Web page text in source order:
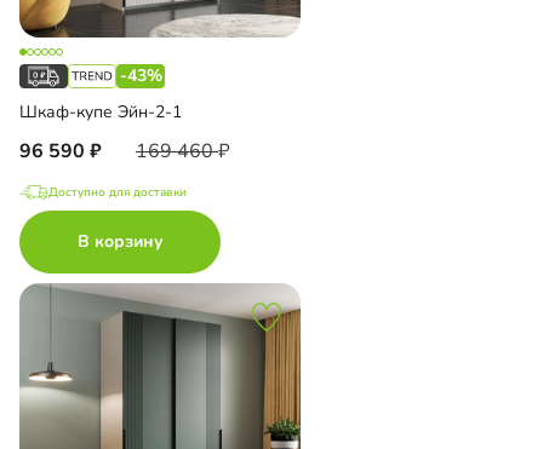
-43%
Шкаф-купе Эйн-2-1
96 590 169 460
Доступно для доставки
В корзину